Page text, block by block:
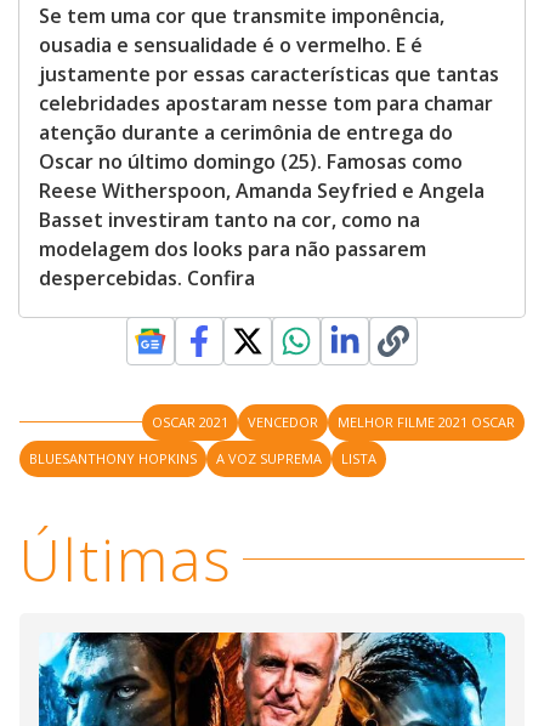
Se tem uma cor que transmite imponência,
ousadia e sensualidade é o vermelho. E é
justamente por essas características que tantas
celebridades apostaram nesse tom para chamar
atenção durante a cerimônia de entrega do
Oscar no último domingo (25). Famosas como
Reese Witherspoon, Amanda Seyfried e Angela
Basset investiram tanto na cor, como na
modelagem dos looks para não passarem
despercebidas. Confira
OSCAR 2021 VENCEDOR
MELHOR FILME 2021 OSCAR
BLUESANTHONY HOPKINS
A VOZ SUPREMA LISTA
Últimas